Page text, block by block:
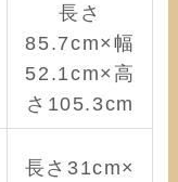
長さ
85.7cm×幅
52.1cm×高
さ105.3cm
長さ31cm×